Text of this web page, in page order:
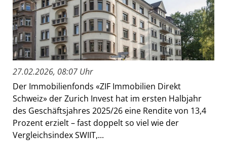
27.02.2026, 08:07 Uhr
Der Immobilienfonds «ZIF Immobilien Direkt
Schweiz» der Zurich Invest hat im ersten Halbjahr
des Geschäftsjahres 2025/26 eine Rendite von 13,4
Prozent erzielt – fast doppelt so viel wie der
Vergleichsindex SWIIT,...